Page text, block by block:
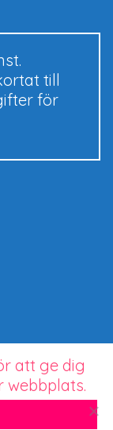
till
för
singlar
att ge dig
webbplats.